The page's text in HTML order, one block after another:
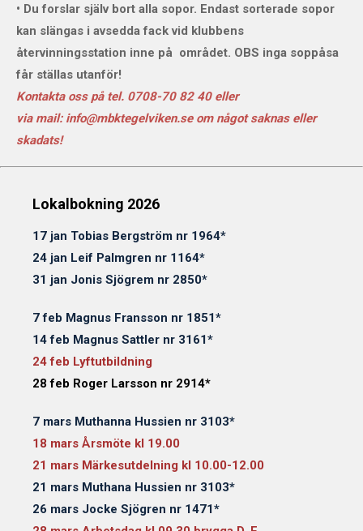
• Du forslar själv bort alla sopor. Endast sorterade sopor
kan slängas i avsedda fack vid klubbens
återvinningsstation inne på området. OBS inga soppåsa
får ställas utanför!
Kontakta oss på tel. 0708-70 82 40 eller
via mail: info@mbktegelviken.se om något saknas eller
skadats!
Lokalbokning 2026
17 jan Tobias Bergström nr 1964*
24 jan Leif Palmgren nr 1164*
31 jan Jonis Sjögrem nr 2850*
7 feb Magnus Fransson nr 1851*
14 feb Magnus Sattler nr 3161*
24 feb Lyftutbildning
28 feb Roger Larsson nr 2914*
7 mars Muthanna Hussien nr 3103*
18 mars Årsmöte kl 19.00
21 mars Märkesutdelning kl 10.00-12.00
21 mars Muthana Hussien nr 3103*
26 mars Jocke Sjögren nr 1471*